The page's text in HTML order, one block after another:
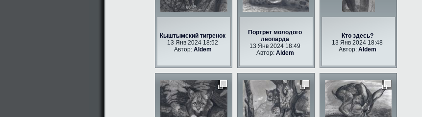
Кыштымский тигренок
13 Янв 2024 18:52
Автор: Aldem
Портрет молодого
леопарда
13 Янв 2024 18:49
Автор: Aldem
Кто здесь?
13 Янв 2024 18:48
Автор: Aldem